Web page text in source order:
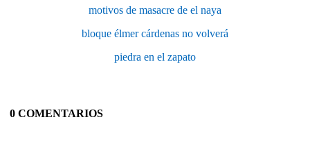
motivos de masacre de el naya
bloque élmer cárdenas no volverá
piedra en el zapato
0 COMENTARIOS